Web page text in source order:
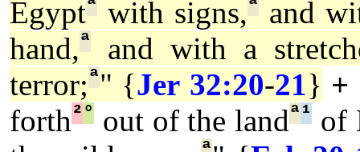
Egyptª with signs,ª and
hand,ª
and with a
terror;ª" {Jer 32:20-21} +
forth²° out of the landª¹ of